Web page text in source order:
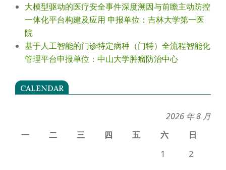
大模型驱动的医疗安全事件深度溯因与前瞻主动防控
一体化平台构建及应用 申报单位：吉林大学第一医
院
基于人工智能的门诊特定病种（门特）全流程智能化
管理平台申报单位：中山大学肿瘤防治中心
CALENDAR
2026 年 8 月
一
二 三 四 五 六
日
1
2